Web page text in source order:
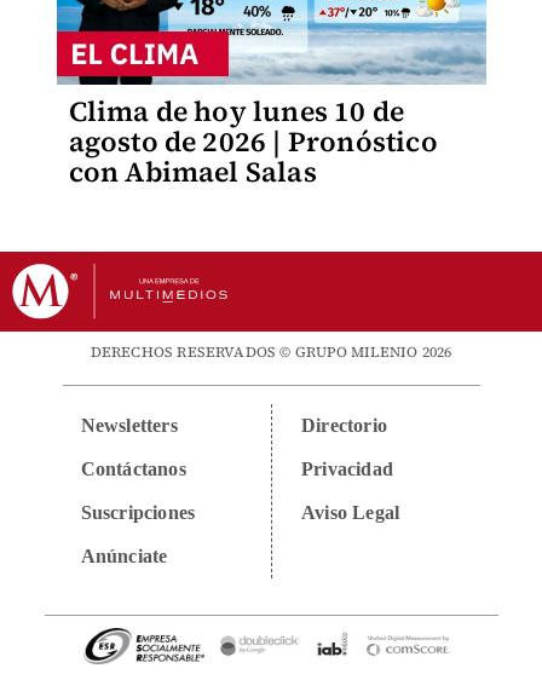
Clima de hoy lunes 10 de
agosto de 2026 | Pronóstico
con Abimael Salas
DERECHOS RESERVADOS © GRUPO MILENIO 2026
Newsletters
Contáctanos
Suscripciones
Anúnciate
Directorio
Privacidad
Aviso Legal